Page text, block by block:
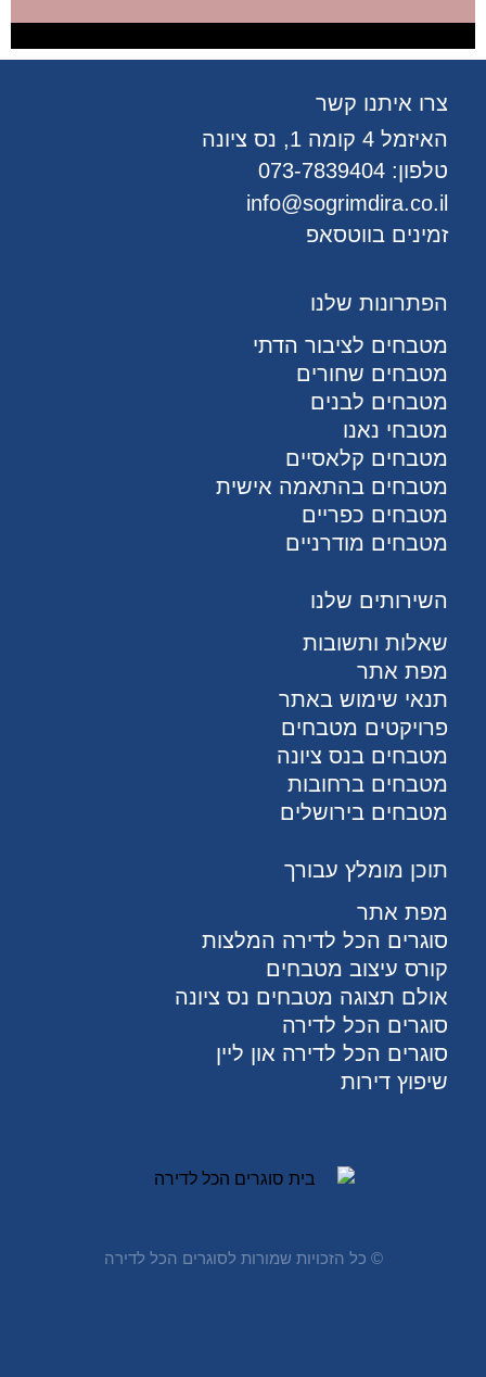
צרו איתנו קשר
האיזמל 4 קומה 1, נס ציונה
טלפון: 073-7839404
info@sogrimdira.co.il
זמינים בווטסאפ
הפתרונות שלנו
מטבחים לציבור הדתי
מטבחים שחורים
מטבחים לבנים
מטבחי נאנו
מטבחים קלאסיים
מטבחים בהתאמה אישית
מטבחים כפריים
מטבחים מודרניים
השירותים שלנו
שאלות ותשובות
מפת אתר
תנאי שימוש באתר
פרויקטים מטבחים
מטבחים בנס ציונה
מטבחים ברחובות
מטבחים בירושלים
תוכן מומלץ עבורך
מפת אתר
סוגרים הכל לדירה המלצות
קורס עיצוב מטבחים
אולם תצוגה מטבחים נס ציונה
סוגרים הכל לדירה
סוגרים הכל לדירה און ליין
שיפוץ דירות
© ​כל הזכויות שמורות לסוגרים הכל לדירה